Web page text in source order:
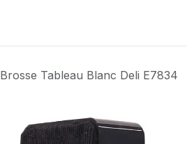
Brosse Tableau Blanc Deli E7834